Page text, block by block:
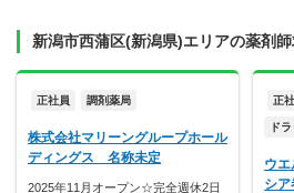
新潟市西蒲区(新潟県)エリアの薬剤師
正社員 調剤薬局
株式会社マリーングループホール
ディングス 名称未定
2025年11月オープン☆完全週休2日
正
ド
ウ
シア